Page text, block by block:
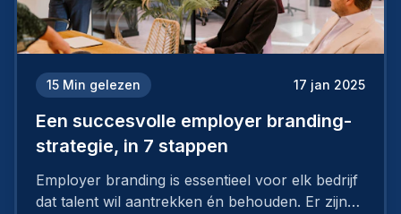
15 Min gelezen 17 jan 2025
Een succesvolle employer branding-
strategie, in 7 stappen
Employer branding is essentieel voor elk bedrijf
dat talent wil aantrekken én behouden. Er zijn